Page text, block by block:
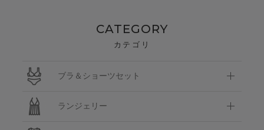
CATEGORY
カテゴリ
ブラ＆ショーツセット
ランジェリー